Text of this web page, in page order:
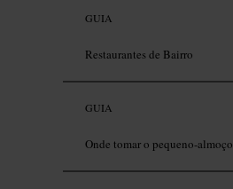
GUIA
Restaurantes de Bairro
GUIA
Onde tomar o pequeno-almoço